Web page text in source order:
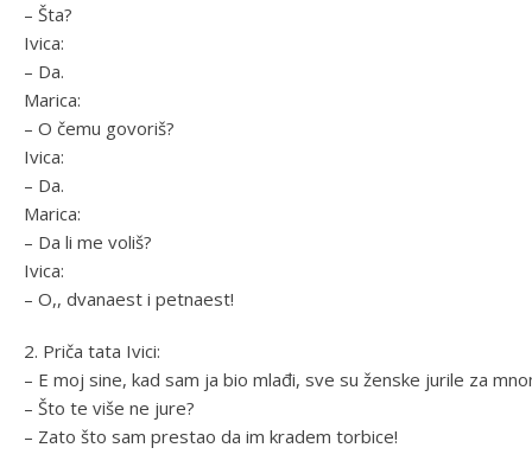
– Šta?
Ivica:
– Da.
Marica:
– O čemu govoriš?
Ivica:
– Da.
Marica:
– Da li me voliš?
Ivica:
– O,, dvanaest i petnaest!
2. Priča tata Ivici:
– E moj sine, kad sam ja bio mlađi, sve su ženske jurile za
– Što te više ne jure?
– Zato što sam prestao da im kradem torbice!